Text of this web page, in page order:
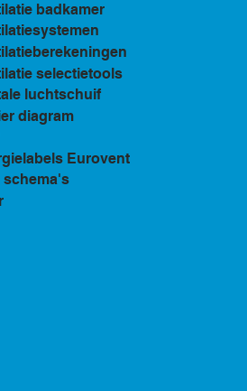
badkamer
selectietools
luchtschuif
diagram
Eurovent
schema's